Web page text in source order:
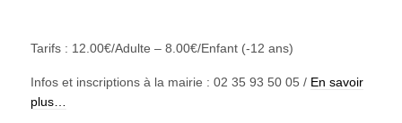
Tarifs : 12.00€/Adulte – 8.00€/Enfant (-12 ans)
Infos et inscriptions à la mairie : 02 35 93 50 05 / En savoir
plus…